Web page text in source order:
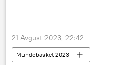
21 Avgust 2023, 22:42
Mundobasket 2023